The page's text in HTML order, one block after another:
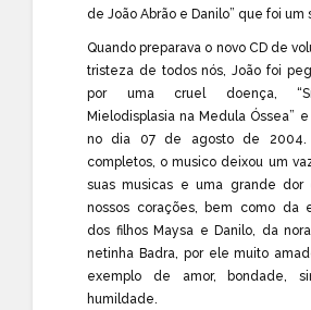
de João Abrão e Danilo” que foi um
Quando preparava o novo CD de
tristeza de todos nós, João foi
por uma cruel doença,
Mielodisplasia na Medula Óssea”
no dia 07 de agosto de 2004.
completos, o musico deixou um
suas musicas e uma grande dor
nossos corações, bem como da
dos filhos Maysa e Danilo, da
netinha Badra, por ele muito
exemplo de amor, bondade,
humildade.